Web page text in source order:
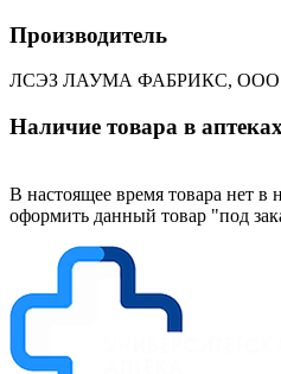
Производитель
ЛСЭЗ ЛАУМА ФАБРИКС, ООО
Наличие товара в аптеках
В настоящее время товара нет
оформить данный товар "под